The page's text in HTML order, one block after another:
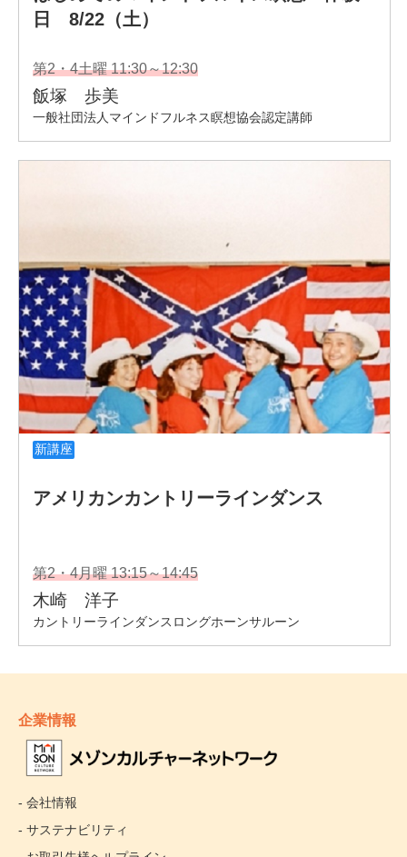
企業情報
- 会社情報
- サステナビリティ